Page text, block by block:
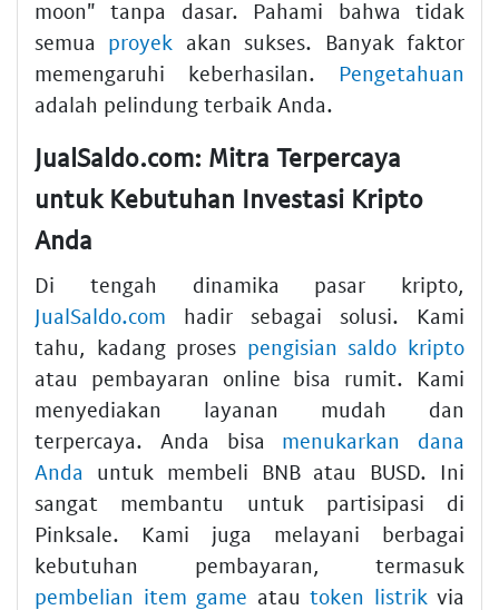
moon" tanpa dasar. Pahami bahwa tidak
semua proyek akan sukses. Banyak faktor
memengaruhi keberhasilan. Pengetahuan
adalah pelindung terbaik Anda.
JualSaldo.com: Mitra Terpercaya
untuk Kebutuhan Investasi Kripto
Anda
Di tengah dinamika pasar kripto,
JualSaldo.com hadir sebagai solusi. Kami
tahu, kadang proses pengisian saldo kripto
atau pembayaran online bisa rumit. Kami
menyediakan layanan mudah dan
terpercaya. Anda bisa menukarkan dana
Anda untuk membeli BNB atau BUSD. Ini
sangat membantu untuk partisipasi di
Pinksale. Kami juga melayani berbagai
kebutuhan pembayaran, termasuk
pembelian item game atau token listrikvia